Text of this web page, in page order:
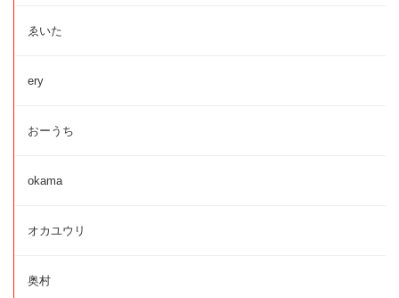
ゑいた
ery
おーうち
okama
オカユウリ
奥村